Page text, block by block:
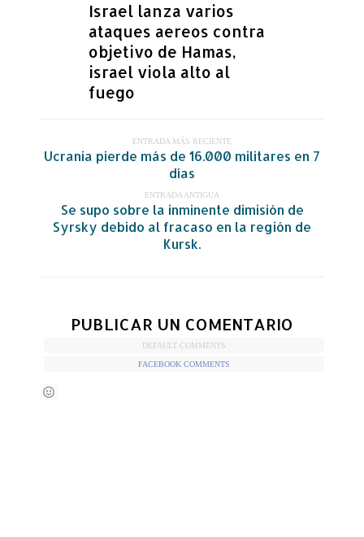
Israel lanza varios
ataques aereos contra
objetivo de Hamas,
israel viola alto al
fuego
ENTRADA MÁS RECIENTE
Ucrania pierde más de 16.000 militares en 7
días
ENTRADA ANTIGUA
Se supo sobre la inminente dimisión de
Syrsky debido al fracaso en la región de
Kursk.
PUBLICAR UN COMENTARIO
DEFAULT COMMENTS
FACEBOOK COMMENTS